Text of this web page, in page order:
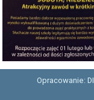
REGULAMINY SZKOŁY
PROGRAM PRACY
STANDARDY
RAPORT O STANIE
PUBLICZNEGO
Opracowanie: